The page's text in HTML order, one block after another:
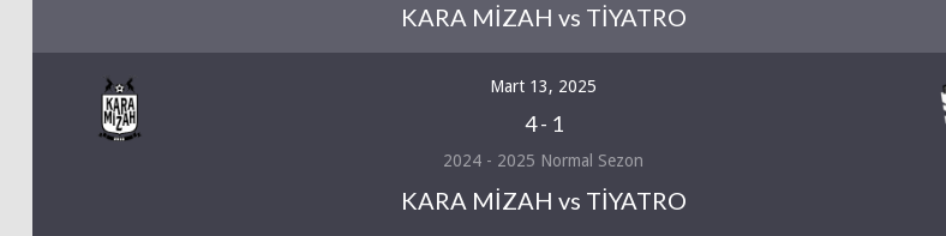
KARA MİZAH vs TİYATRO
Mart 13, 2025
4- 1
2024 - 2025 Normal Sezon
KARA MİZAH vs TİYATRO